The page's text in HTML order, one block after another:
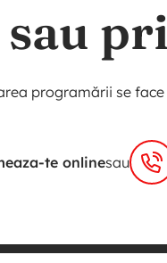
programării se
te onlinesau